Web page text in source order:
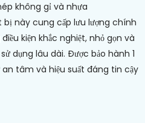
không gỉ và nhựa
này cung cấp lưu lượng chính
kiện khắc nghiệt, nhỏ gọn và
dụng lâu dài. Được bảo hành 1
tâm và hiệu suất đáng tin cậy